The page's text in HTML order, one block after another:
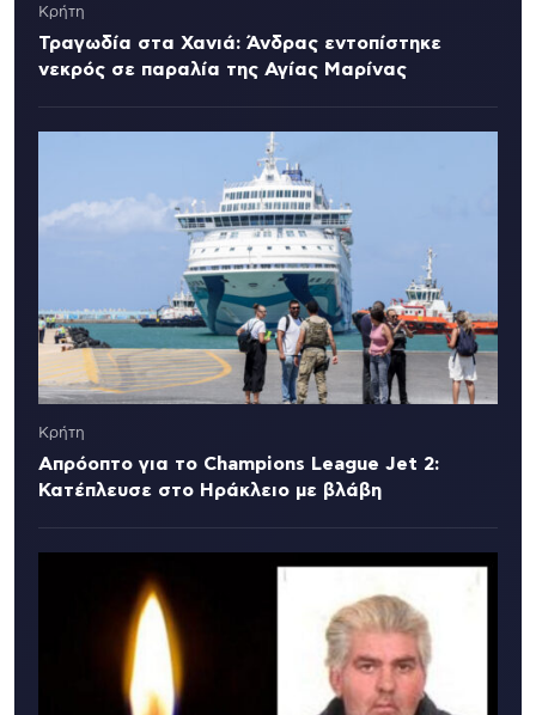
Κρήτη
Τραγωδία στα Χανιά: Άνδρας εντοπίστηκε
νεκρός σε παραλία της Αγίας Μαρίνας
Κρήτη
Απρόοπτο για το Champions League Jet 2:
Κατέπλευσε στο Ηράκλειο με βλάβη